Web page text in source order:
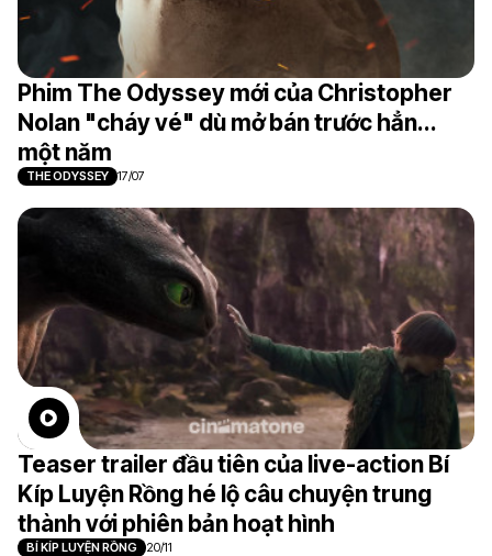
Phim The Odyssey mới của Christopher
Nolan "cháy vé" dù mở bán trước hẳn...
một năm
THE ODYSSEY 17/07
Teaser trailer đầu tiên của live-action Bí
Kíp Luyện Rồng hé lộ câu chuyện trung
thành với phiên bản hoạt hình
BÍ KÍP LUYỆN RỒNG 20/11